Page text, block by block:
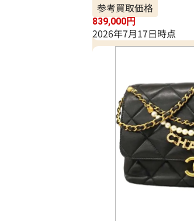
参考買取価格
839,000円
2026年7月17日時点